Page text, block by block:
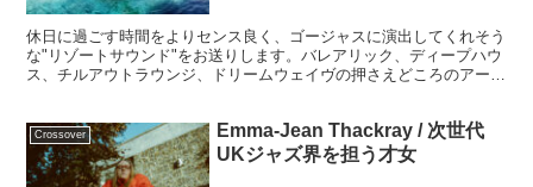
休日に過ごす時間をよりセンス良く、ゴージャスに演出してくれそう
な"リゾートサウンド"をお送りします。バレアリック、ディープハウ
ス、チルアウトラウンジ、ドリームウェイヴの押さえどころのアーテ
Crossover
Emma-Jean Thackray / 次世代
UKジャズ界を担う才女